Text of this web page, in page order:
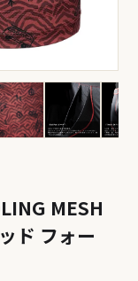
MESH
ド フォー